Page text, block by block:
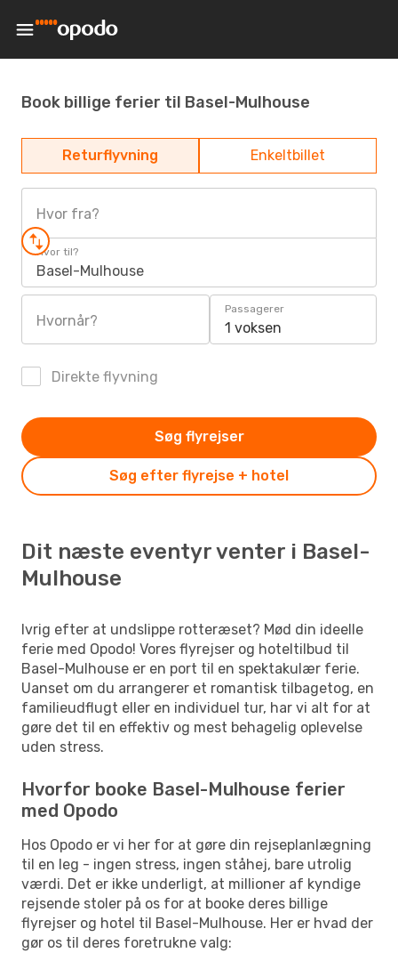
Book billige ferier til Basel-Mulhouse
Returflyvning Enkeltbillet
Hvor fra?
Hvor til?
Basel-Mulhouse
Hvornår?
Passagerer
1 voksen
Direkte flyvning
Søg efter flyrejse + hotel
Søg flyrejser
Dit næste eventyr venter i Basel-
Mulhouse
Ivrig efter at undslippe rotteræset? Mød din ideelle
ferie med Opodo! Vores flyrejser og hoteltilbud til
Basel-Mulhouse er en port til en spektakulær ferie.
Uanset om du arrangerer et romantisk tilbagetog, en
familieudflugt eller en individuel tur, har vi alt for at
gøre det til en effektiv og mest behagelig oplevelse
uden stress.
Hvorfor booke Basel-Mulhouse ferier
med Opodo
Hos Opodo er vi her for at gøre din rejseplanlægning
til en leg - ingen stress, ingen ståhej, bare utrolig
værdi. Det er ikke underligt, at millioner af kyndige
rejsende stoler på os for at booke deres billige
flyrejser og hotel til Basel-Mulhouse. Her er hvad der
gør os til deres foretrukne valg: